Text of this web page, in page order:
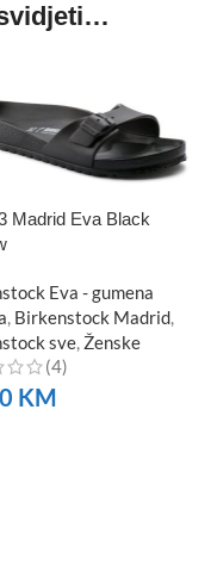
Madrid Eva Black
Eva - gumena
, Birkenstock Madrid,
sve, Ženske
(4)
KM